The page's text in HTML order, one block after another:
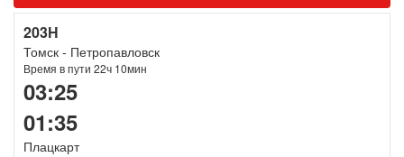
203Н
Томск - Петропавловск
Время в пути 22ч 10мин
03:25
01:35
Плацкарт